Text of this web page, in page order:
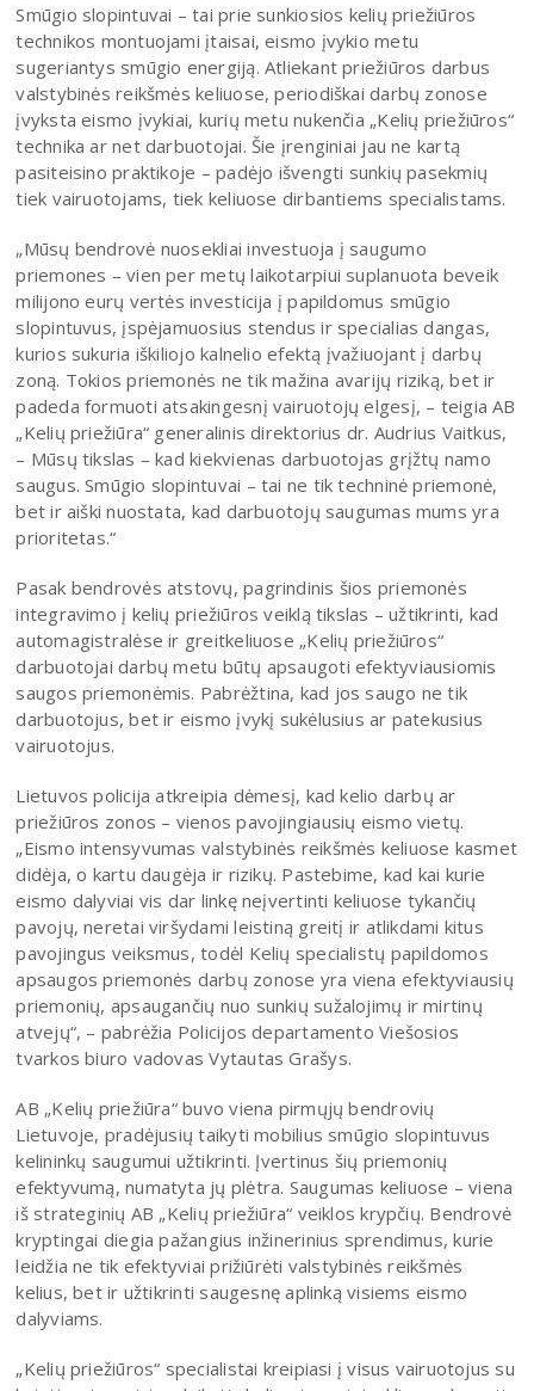
Smūgio slopintuvai – tai prie sunkiosios kelių priežiūros
technikos montuojami įtaisai, eismo įvykio metu
sugeriantys smūgio energiją. Atliekant priežiūros darbus
valstybinės reikšmės keliuose, periodiškai darbų zonose
įvyksta eismo įvykiai, kurių metu nukenčia „Kelių priežiūros“
technika ar net darbuotojai. Šie įrenginiai jau ne kartą
pasiteisino praktikoje – padėjo išvengti sunkių pasekmių
tiek vairuotojams, tiek keliuose dirbantiems specialistams.
„Mūsų bendrovė nuosekliai investuoja į saugumo
priemones – vien per metų laikotarpiui suplanuota beveik
milijono eurų vertės investicija į papildomus smūgio
slopintuvus, įspėjamuosius stendus ir specialias dangas,
kurios sukuria iškiliojo kalnelio efektą įvažiuojant į darbų
zoną. Tokios priemonės ne tik mažina avarijų riziką, bet ir
padeda formuoti atsakingesnį vairuotojų elgesį, – teigia AB
„Kelių priežiūra“ generalinis direktorius dr. Audrius Vaitkus,
– Mūsų tikslas – kad kiekvienas darbuotojas grįžtų namo
saugus. Smūgio slopintuvai – tai ne tik techninė priemonė,
bet ir aiški nuostata, kad darbuotojų saugumas mums yra
prioritetas.“
Pasak bendrovės atstovų, pagrindinis šios priemonės
integravimo į kelių priežiūros veiklą tikslas – užtikrinti, kad
automagistralėse ir greitkeliuose „Kelių priežiūros“
darbuotojai darbų metu būtų apsaugoti efektyviausiomis
saugos priemonėmis. Pabrėžtina, kad jos saugo ne tik
darbuotojus, bet ir eismo įvykį sukėlusius ar patekusius
vairuotojus.
Lietuvos policija atkreipia dėmesį, kad kelio darbų ar
priežiūros zonos – vienos pavojingiausių eismo vietų.
„Eismo intensyvumas valstybinės reikšmės keliuose kasmet
didėja, o kartu daugėja ir rizikų. Pastebime, kad kai kurie
eismo dalyviai vis dar linkę neįvertinti keliuose tykančių
pavojų, neretai viršydami leistiną greitį ir atlikdami kitus
pavojingus veiksmus, todėl Kelių specialistų papildomos
apsaugos priemonės darbų zonose yra viena efektyviausių
priemonių, apsaugančių nuo sunkių sužalojimų ir mirtinų
atvejų“, – pabrėžia Policijos departamento Viešosios
tvarkos biuro vadovas Vytautas Grašys.
AB „Kelių priežiūra“ buvo viena pirmųjų bendrovių
Lietuvoje, pradėjusių taikyti mobilius smūgio slopintuvus
kelininkų saugumui užtikrinti. Įvertinus šių priemonių
efektyvumą, numatyta jų plėtra. Saugumas keliuose – viena
iš strateginių AB „Kelių priežiūra“ veiklos krypčių. Bendrovė
kryptingai diegia pažangius inžinerinius sprendimus, kurie
leidžia ne tik efektyviai prižiūrėti valstybinės reikšmės
kelius, bet ir užtikrinti saugesnę aplinką visiems eismo
dalyviams.
„Kelių priežiūros“ specialistai kreipiasi į visus vairuotojus su